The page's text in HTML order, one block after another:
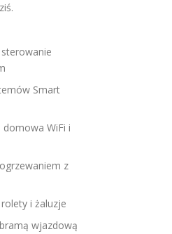
Smart
WiFi i
z
i żaluzje
wjazdową